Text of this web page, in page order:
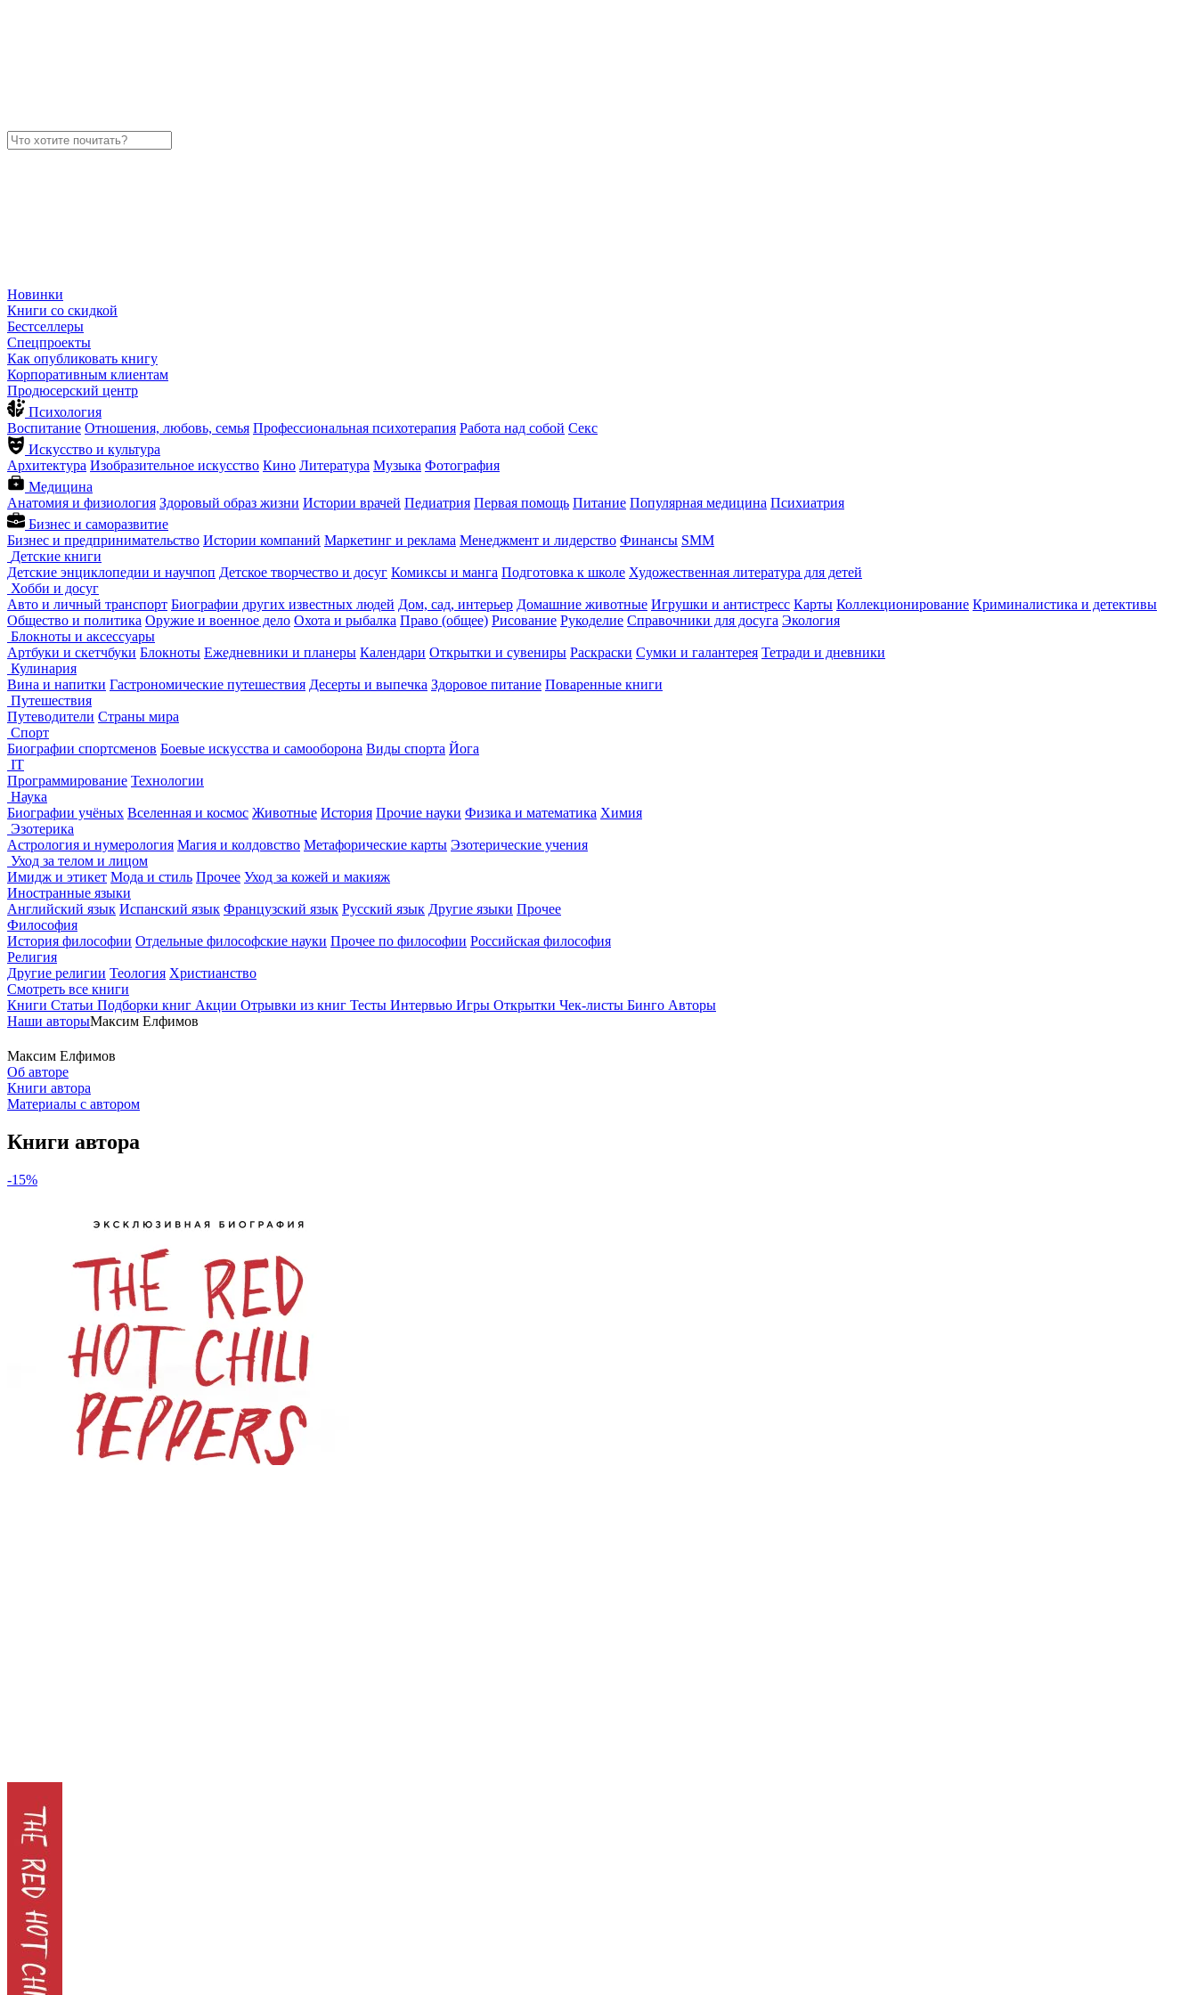
Новинки
Книги со скидкой
Бестселлеры
Спецпроекты
Как опубликовать книгу
Корпоративным клиентам
Продюсерский центр
Психология
Воспитание Отношения, любовь, семья Профессиональная психотерапия Работа над собой Секс
Искусство и культура
Архитектура Изобразительное искусство Кино Литература Музыка Фотография
Медицина
Анатомия и физиология Здоровый образ жизни Истории врачей Педиатрия Первая помощь Питание Популярная медицина Психиатрия
Бизнес и саморазвитие
Бизнес и предпринимательство Истории компаний Маркетинг и реклама Менеджмент и лидерство Финансы SMM
Детские книги
Детские энциклопедии и научпоп Детское творчество и досуг Комиксы и манга Подготовка к школе Художественная литература для детей
Хобби и досуг
Авто и личный транспорт Биографии других известных людей Дом, сад, интерьер Домашние животные Игрушки и антистресс Карты Коллекционирование Криминалистика и детективы
Общество и политика Оружие и военное дело Охота и рыбалка Право (общее) Рисование Рукоделие Справочники для досуга Экология
Блокноты и аксессуары
Артбуки и скетчбуки Блокноты Ежедневники и планеры Календари Открытки и сувениры Раскраски Сумки и галантерея Тетради и дневники
Кулинария
Вина и напитки Гастрономические путешествия Десерты и выпечка Здоровое питание Поваренные книги
Путешествия
Путеводители Страны мира
Спорт
Биографии спортсменов Боевые искусства и самооборона Виды спорта Йога
IT
Программирование Технологии
Наука
Биографии учёных Вселенная и космос Животные История Прочие науки Физика и математика Химия
Эзотерика
Астрология и нумерология Магия и колдовство Метафорические карты Эзотерические учения
Уход за телом и лицом
Имидж и этикет Мода и стиль Прочее Уход за кожей и макияж
Иностранные языки
Английский язык Испанский язык Французский язык Русский язык Другие языки Прочее
Философия
История философии Отдельные философские науки Прочее по философии Российская философия
Религия
Другие религии Теология Христианство
Смотреть все книги
Книги Статьи Подборки книг Акции Отрывки из книг Тесты Интервью Игры Открытки Чек-листы Бинго Авторы
Наши авторыМаксим Елфимов
Максим Елфимов
Об авторе
Книги автора
Материалы с автором
Книги автора
-15%